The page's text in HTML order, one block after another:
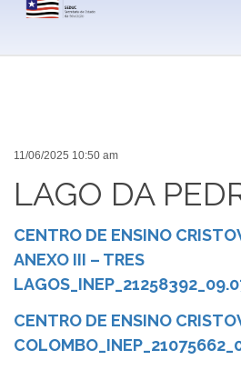
11/06/2025 10:50 am
LAGO DA
CENTRO DE ENSINO
ANEXO III – TRES
CENTRO DE ENSINO